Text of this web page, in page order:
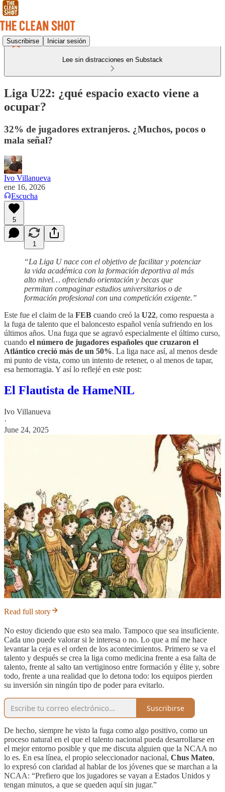
Suscribirse Iniciar sesión
Lee sin distracciones en Substack
Liga U22: ¿qué espacio exacto viene a
ocupar?
32% de jugadores extranjeros. ¿Muchos, pocos o
mala señal?
Ivo Villanueva
ene 16, 2026
Escucha
5
1
“La Liga U nace con el objetivo de facilitar y potenciar
la vida académica con la formación deportiva al más
alto nivel… ofreciendo orientación y becas que
permitan compaginar estudios universitarios o de
formación profesional con una competición exigente.”
Este fue el claim de la FEB cuando creó la U22, como respuesta a
la fuga de talento que el baloncesto español venía sufriendo en los
últimos años. Una fuga que se agravó especialmente el último curso,
cuando el número de jugadores españoles que cruzaron el
Atlántico creció más de un 50%. La liga nace así, al menos desde
mi punto de vista, como un intento de retener, o al menos de tapar,
esa hemorragia. Y así lo reflejé en este post:
El Flautista de HameNIL
Ivo Villanueva
·
June 24, 2025
Read full story
No estoy diciendo que esto sea malo. Tampoco que sea insuficiente.
Cada uno puede valorar si le interesa o no. Lo que a mí me hace
levantar la ceja es el orden de los acontecimientos. Primero se va el
talento y después se crea la liga como medicina frente a esa falta de
talento, frente al salto tan vertiginoso entre formación y élite y, sobre
todo, frente a una realidad que lo detona todo: los equipos pierden
su inversión sin ningún tipo de poder para evitarlo.
Suscribirse
De hecho, siempre he visto la fuga como algo positivo, como un
proceso natural en el que el talento nacional pueda desarrollarse en
el mejor entorno posible y que me discuta alguien que la NCAA no
lo es. En esa línea, el propio seleccionador nacional, Chus Mateo,
lo expresó con claridad al hablar de los jóvenes que se marchan a la
NCAA: “Prefiero que los jugadores se vayan a Estados Unidos y
tengan minutos, a que se queden aquí sin jugar.”